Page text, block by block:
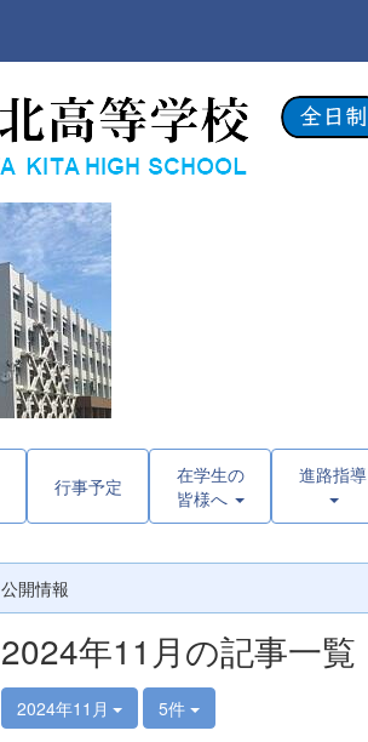
行事予定
在学生の
皆様へ
進路指導
公開情報
2024年11月の記事一覧
2024年11月 5件